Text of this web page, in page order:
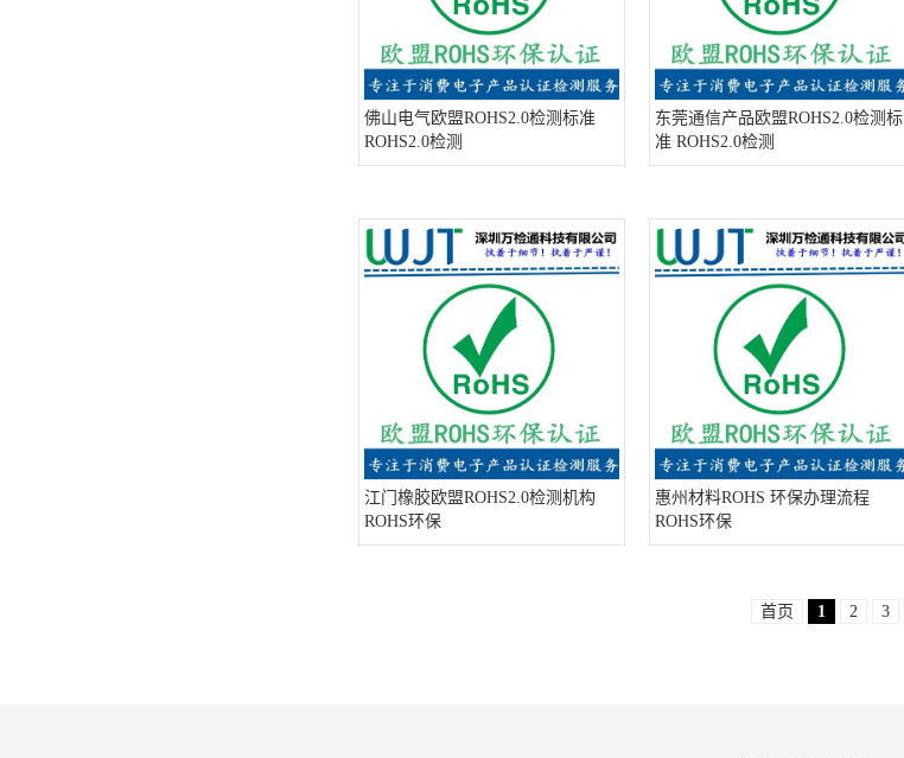
佛山电气欧盟ROHS2.0检测标准
ROHS2.0检测
东莞通信产品欧盟ROHS2.0检测标
准 ROHS2.0检测
江门橡胶欧盟ROHS2.0检测机构
ROHS环保
惠州材料ROHS 环保办理流程
ROHS环保
首页 1 2 3